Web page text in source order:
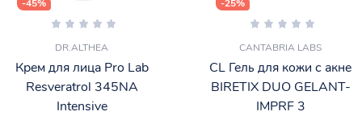
-45%
DR.ALTHEA
Крем для лица Pro Lab
Resveratrol 345NA
Intensive
-25%
CANTABRIA LABS
CL Гель для кожи с акне
BIRETIX DUO GELANT-
IMPRF 3